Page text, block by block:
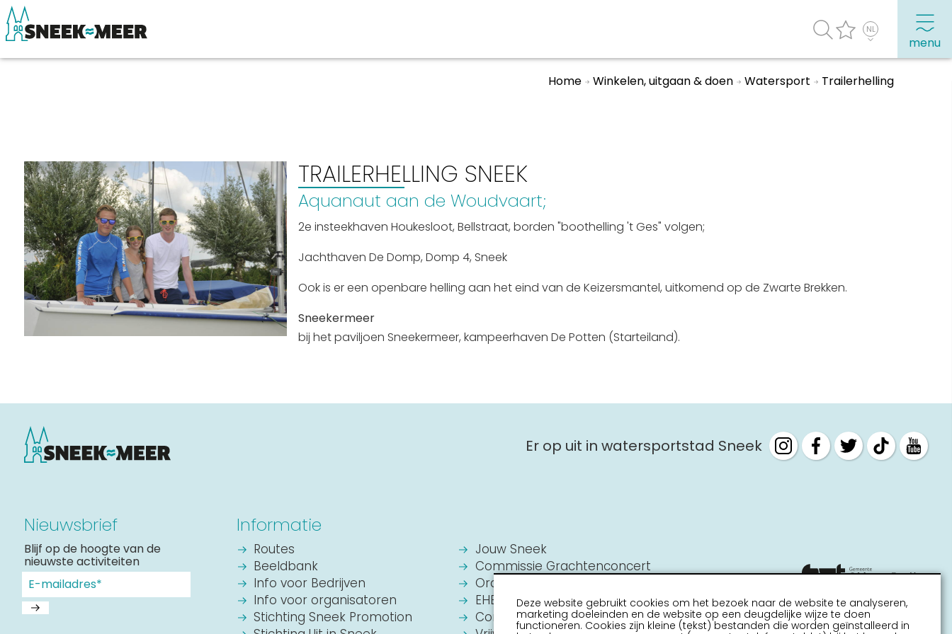
menu
Praktische informatie
Toeristische informatie
Bezienswaardigheden
Watersport
Overnachten
Winkelen
Jouw Sneek
De Friese meren
Other languages
Routes
Webcams
Bootverhuur
Home Winkelen, uitgaan & doen Watersport Trailerhelling
TRAILERHELLING SNEEK
Aquanaut aan de Woudvaart;
2e insteekhaven Houkesloot, Bellstraat, borden "boothelling 't Ges" volgen;
Jachthaven De Domp, Domp 4, Sneek
Ook is er een openbare helling aan het eind van de Keizersmantel, uitkomend op de Zwarte Brekken.
Sneekermeer
bij het paviljoen Sneekermeer, kampeerhaven De Potten (Starteiland).
Er op uit in watersportstad Sneek
Nieuwsbrief
Blijf op de hoogte van de
nieuwste activiteiten
Informatie
Routes
Beeldbank
Info voor Bedrijven
Info voor organisatoren
Stichting Sneek Promotion
Jouw Sneek
Commissie Grachtenconcert
Oranje Vereniging Sneek
EHBO Hulpverlening Sneek
Contact
Deze website gebruikt cookies om het bezoek naar de website te analyseren,
marketing doeleinden en de website op een deugdelijke wijze te doen
functioneren. Cookies zijn kleine (tekst) bestanden die worden geïnstalleerd in